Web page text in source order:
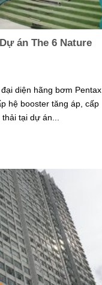
án The 6 Nature
diện hãng bơm Pentax
hệ booster tăng áp, cấp
tại dự án...